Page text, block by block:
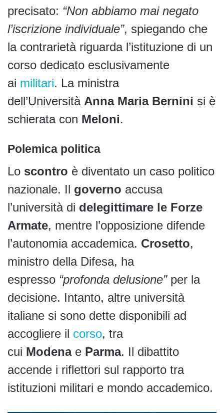
precisato: “Non abbiamo mai negato
l’iscrizione individuale”, spiegando che
la contrarietà riguarda l’istituzione di un
corso dedicato esclusivamente
ai militari. La ministra
dell’Università Anna Maria Bernini si è
schierata con Meloni.
Polemica politica
Lo scontro è diventato un caso politico
nazionale. Il governo accusa
l’università di delegittimare le Forze
Armate, mentre l’opposizione difende
l’autonomia accademica. Crosetto,
ministro della Difesa, ha
espresso “profonda delusione”per la
decisione. Intanto, altre università
italiane si sono dette disponibili ad
accogliere il corso, tra
cui Modenae Parma. Il dibattito
accende i riflettori sul rapporto tra
istituzioni militari e mondo accademico.